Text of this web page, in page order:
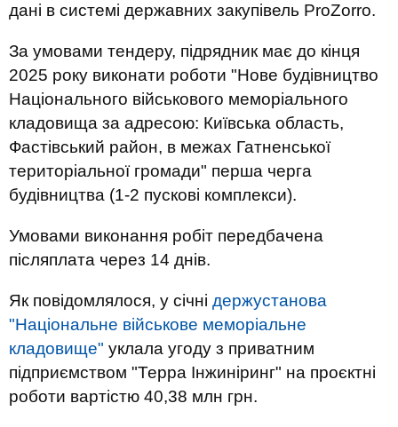
дані в системі державних закупівель ProZorro.
За умовами тендеру, підрядник має до кінця
2025 року виконати роботи "Нове будівництво
Національного військового меморіального
кладовища за адресою: Київська область,
Фастівський район, в межах Гатненської
територіальної громади" перша черга
будівництва (1-2 пускові комплекси).
Умовами виконання робіт передбачена
післяплата через 14 днів.
Як повідомлялося, у січні держустанова
"Національне військове меморіальне
кладовище" уклала угоду з приватним
підприємством "Терра Інжиніринг" на проєктні
роботи вартістю 40,38 млн грн.